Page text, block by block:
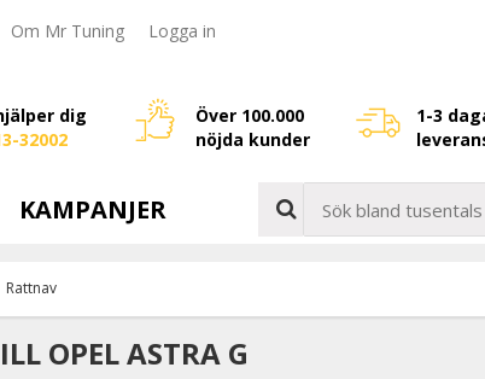
Om Mr Tuning Logga in
dig
32002
Över 100.000
nöjda kunder
1-3
KAMPANJER
Rattnav
OPEL ASTRA G